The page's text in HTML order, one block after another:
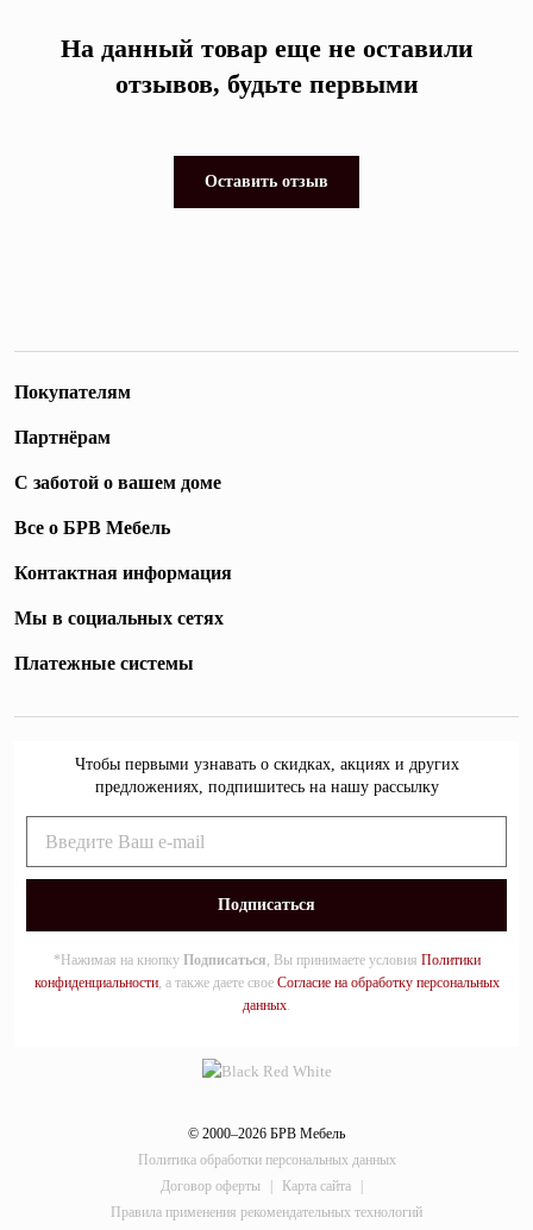
На данный товар еще не оставили
отзывов, будьте первыми
Оставить отзыв
Покупателям
Партнёрам
С заботой о вашем доме
Все о БРВ Мебель
Контактная информация
Мы в социальных сетях
Платежные системы
Чтобы первыми узнавать о скидках, акциях и других
предложениях, подпишитесь на нашу рассылку
*Нажимая на кнопку Подписаться, Вы принимаете условия Политики
конфиденциальности, а также даете свое Согласие на обработку персональных
данных.
© 2000–2026 БРВ Мебель
Политика обработки персональных данных
Договор оферты
| Карта сайта
|
Правила применения рекомендательных технологий